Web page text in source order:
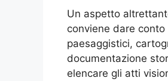
Un aspetto
conviene dare
paesaggistici,
documentazione
elencare gli atti